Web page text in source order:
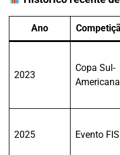
Ano
2023
Copa Sul-
Americana
2025 Evento FIS